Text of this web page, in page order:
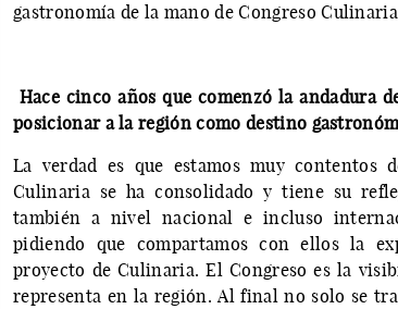
gastronomía de la mano de Congreso
Hace cinco años que comenzó la andadura
posicionar a la región como destino
La verdad es que estamos muy
Culinaria se ha consolidado y tiene su
también a nivel nacional e incluso
pidiendo que compartamos con ellos la
proyecto de Culinaria. El Congreso es la
representa en la región. Al final no solo se